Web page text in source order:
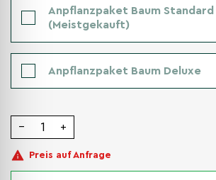
Anpflanzpaket Baum Standard
(Meistgekauft)
Anpflanzpaket Baum Deluxe
− +
Preis auf Anfrage